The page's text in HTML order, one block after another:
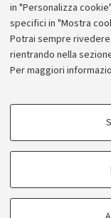
in "Personalizza
specifici in "Mostra
Potrai sempre
rientrando nella
Per maggiori
COOKIE DI
COOKIE TECNICI -
©Copyright 2026 -
Bologna - Via